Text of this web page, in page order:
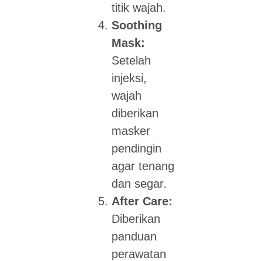
titik wajah.
Soothing
Mask:
Setelah
injeksi,
wajah
diberikan
masker
pendingin
agar tenang
dan segar.
After Care:
Diberikan
panduan
perawatan